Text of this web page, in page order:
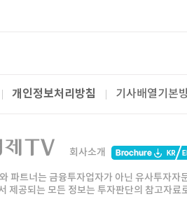
개인정보처리방침 기사배열기본
리사이트
제TV
디어그룹 한국경제신문 한국경제
회사소개
파트너는 금융투자업자가 아닌 유사투자
제공되는 모든 정보는 투자판단의 참고자